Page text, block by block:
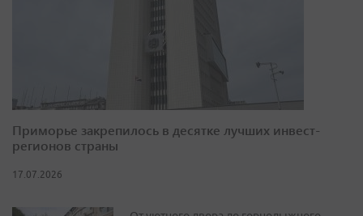
Приморье закрепилось в десятке лучших инвест-
регионов страны
17.07.2026